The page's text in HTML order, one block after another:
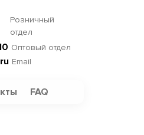
Розничный
отдел
Оптовый отдел
Email
FAQ